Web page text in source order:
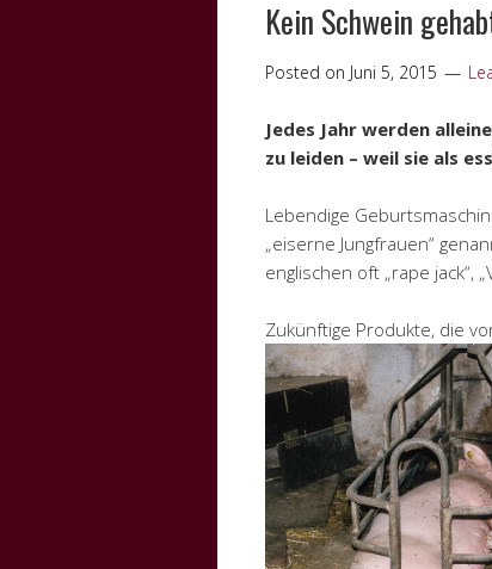
Kein Schwein
Posted on Juni 5, 2015
Jedes Jahr werden
zu leiden – weil sie als
Lebendige
„eiserne Jungfrauen“
englischen oft „rape jack“,
Zukünftige Produkte, die